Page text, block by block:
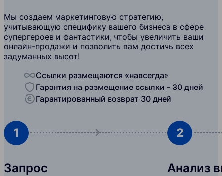
Мы создаем маркетинговую стратегию,
учитывающую специфику вашего бизнеса в сфере
супергероев и фантастики, чтобы увеличить ваши
онлайн-продажи и позволить вам достичь всех
задуманных высот!
Ссылки размещаются «навсегда»
Гарантия на размещение ссылки – 30 дней
Гарантированный возврат 30 дней
1
Запрос
2
Анализ